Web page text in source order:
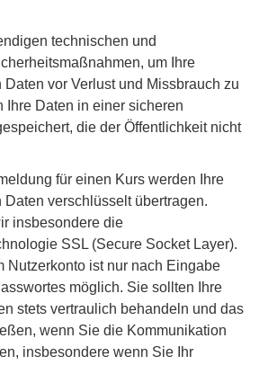
technischen und
um Ihre
vor Verlust und Missbrauch zu
Ihre Daten in einer sicheren
die der Öffentlichkeit nicht
für einen Kurs werden Ihre
verschlüsselt übertragen.
insbesondere die
SSL (Secure Socket Layer).
Nutzerkonto ist nur nach Eingabe
möglich. Sie sollten Ihre
stets vertraulich behandeln und das
wenn Sie die Kommunikation
insbesondere wenn Sie Ihr